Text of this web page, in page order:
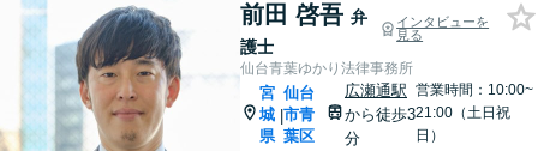
前田 啓吾 弁
護士
インタビューを
見る
仙台青葉ゆかり法律事務所
宮
城
県
|
仙台
市青
葉区
広瀬通駅
から徒歩3
分
営業時間：10:00~
21:00（土日祝
日）